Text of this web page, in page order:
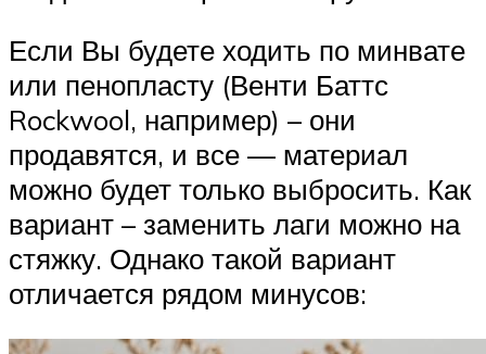
Если Вы будете ходить по минвате
или пенопласту (Венти Баттс
Rockwool, например) – они
продавятся, и все — материал
можно будет только выбросить. Как
вариант – заменить лаги можно на
стяжку. Однако такой вариант
отличается рядом минусов: